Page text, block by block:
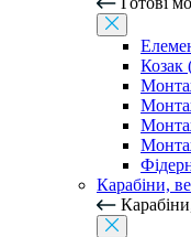
Козак
Карабіни,